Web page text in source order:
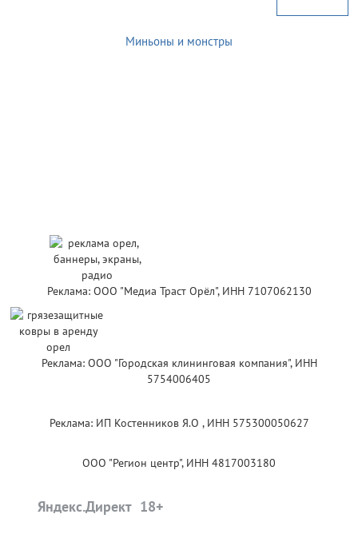
Миньоны и монстры
Реклама: ООО "Медиа Траст Орёл", ИНН 7107062130
Реклама: ООО "Городская клининговая компания", ИНН
5754006405
Реклама: ИП Костенников Я.О , ИНН 575300050627
ООО "Регион центр", ИНН 4817003180
Яндекс.Директ